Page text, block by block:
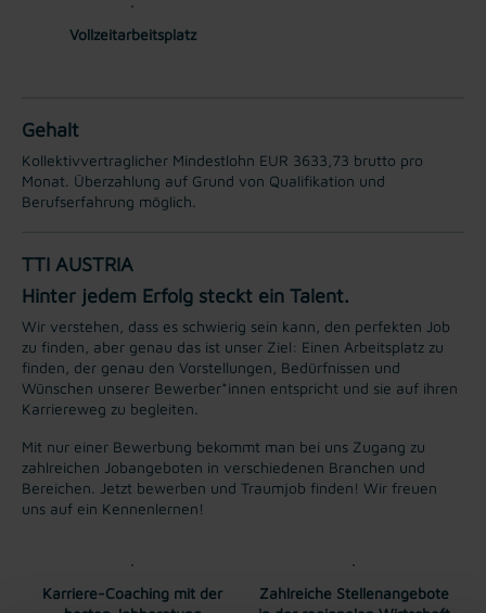
Vollzeitarbeitsplatz
Gehalt
Kollektivvertraglicher Mindestlohn EUR 3633,73 brutto pro
Monat. Überzahlung auf Grund von Qualifikation und
Berufserfahrung möglich.
TTI AUSTRIA
Hinter jedem Erfolg steckt ein Talent.
Wir verstehen, dass es schwierig sein kann, den perfekten Job
zu finden, aber genau das ist unser Ziel: Einen Arbeitsplatz zu
finden, der genau den Vorstellungen, Bedürfnissen und
Wünschen unserer Bewerber*innen entspricht und sie auf ihren
Karriereweg zu begleiten.
Mit nur einer Bewerbung bekommt man bei uns Zugang zu
zahlreichen Jobangeboten in verschiedenen Branchen und
Bereichen. Jetzt bewerben und Traumjob finden! Wir freuen
uns auf ein Kennenlernen!
Karriere-Coaching mit der
Zahlreiche Stellenangebote